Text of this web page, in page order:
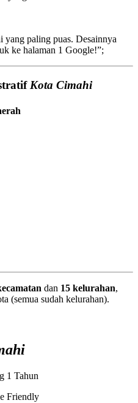
yang paling puas. Desainnya
ke halaman 1 Google!”;
Kota Cimahi
dan 15 kelurahan,
(semua sudah kelurahan).
1 Tahun
Friendly